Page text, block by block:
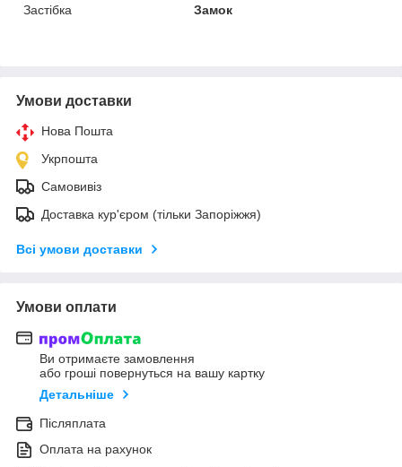
Застібка
Замок
Умови доставки
Нова Пошта
Укрпошта
Самовивіз
Доставка кур'єром (тільки Запоріжжя)
Всі умови доставки
Умови оплати
Ви отримаєте замовлення
або гроші повернуться на вашу картку
Детальніше
Післяплата
Оплата на рахунок